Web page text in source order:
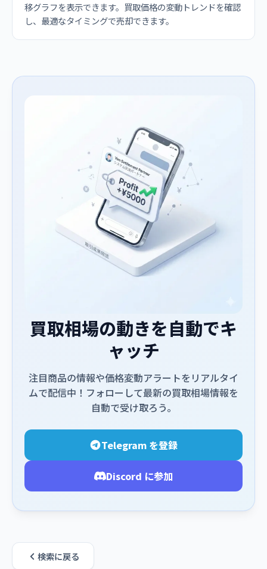
移グラフを表示できます。買取価格の変動トレンドを確認
し、最適なタイミングで売却できます。
買取相場の動きを自動でキ
ャッチ
注目商品の情報や価格変動アラートをリアルタイ
ムで配信中！フォローして最新の買取相場情報を
自動で受け取ろう。
Telegram を登録
Discord に参加
検索に戻る